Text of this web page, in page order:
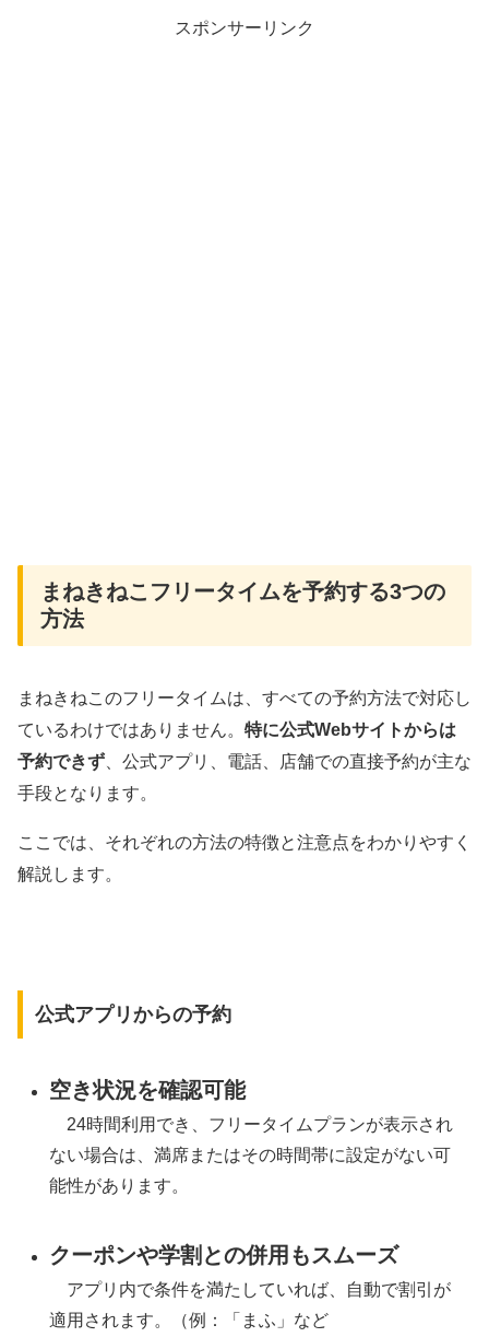
スポンサーリンク
まねきねこフリータイムを予約する3つの
方法
まねきねこのフリータイムは、すべての予約方法で対応し
ているわけではありません。 特に公式Webサイトからは
予約できず 、公式アプリ、電話、店舗での直接予約が主な
手段となります。
ここでは、それぞれの方法の特徴と注意点をわかりやすく
解説します。
公式アプリからの予約
空き状況を確認可能
24時間利用でき、フリータイムプランが表示され
ない場合は、満席またはその時間帯に設定がない可
能性があります。
クーポンや学割との併用もスムーズ
アプリ内で条件を満たしていれば、自動で割引が
適用されます。（例：「まふ」など